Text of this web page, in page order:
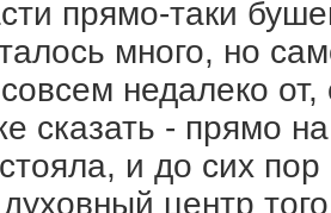
прямо-таки
много, но
недалеко
сказать - прямо
и до сих пор
центр